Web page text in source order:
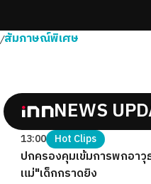
/สัมภาษณ์พิเศษ
NEWS
13:00 Hot Clips
ปกครองคุมเข้มการพกอา
แม่"เด็กกราดยิง